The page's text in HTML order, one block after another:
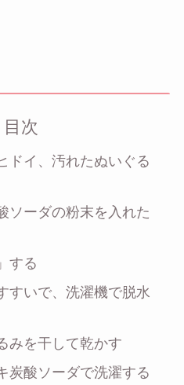
目次
ドイ、汚れたぬいぐる
ソーダの粉末を入れた
する
すいで、洗濯機で脱水
みを干して乾かす
炭酸ソーダで洗濯する